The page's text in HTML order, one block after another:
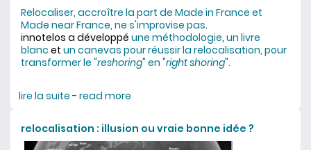
Relocaliser, accroître la part de Made in France et
Made near France, ne s'improvise pas.
innotelos a développé une méthodologie, un livre
blanc et un canevas pour réussir la relocalisation, pour
transformer le "reshoring" en "right shoring".
lire la suite - read more
relocalisation : illusion ou vraie bonne idée ?